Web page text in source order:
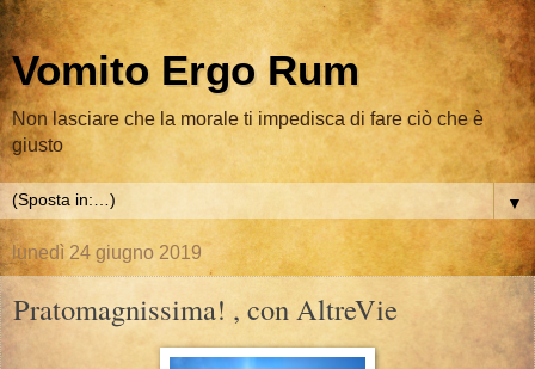
Vomito Ergo Rum
Non lasciare che la morale ti impedisca di fare ciò che è
giusto
▼
lunedì 24 giugno 2019
Pratomagnissima! , con AltreVie